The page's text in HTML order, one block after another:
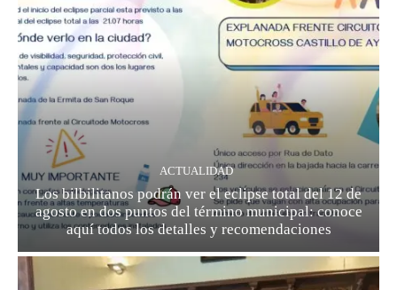
ACTUALIDAD
Los bilbilitanos podrán ver el eclipse total del 12 de
agosto en dos puntos del término municipal: conoce
aquí todos los detalles y recomendaciones